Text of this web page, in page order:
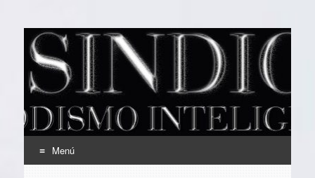
EL SINDICAL
Periodismo Inteligente
Menú